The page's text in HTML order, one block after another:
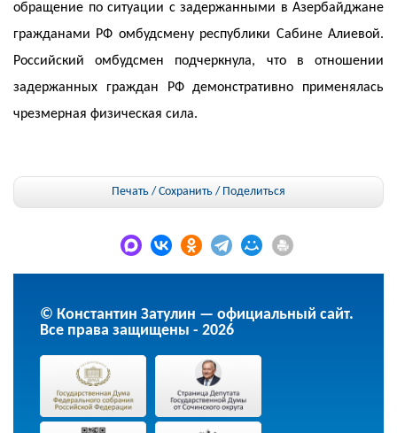
обращение по ситуации с задержанными в Азербайджане
гражданами РФ омбудсмену республики Сабине Алиевой.
Российский омбудсмен подчеркнула, что в отношении
задержанных граждан РФ демонстративно применялась
чрезмерная физическая сила.
Печать / Сохранить / Поделиться
© Константин Затулин — официальный сайт.
Все права защищены - 2026